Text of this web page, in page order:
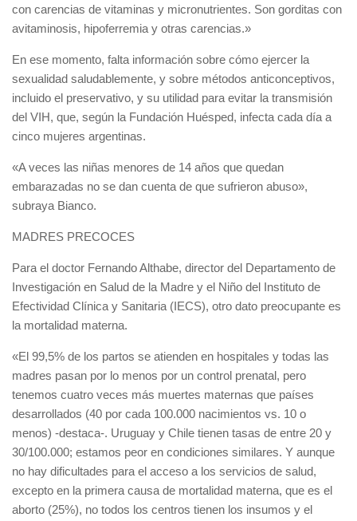
con carencias de vitaminas y micronutrientes. Son gorditas con
avitaminosis, hipoferremia y otras carencias.»
En ese momento, falta información sobre cómo ejercer la
sexualidad saludablemente, y sobre métodos anticonceptivos,
incluido el preservativo, y su utilidad para evitar la transmisión
del VIH, que, según la Fundación Huésped, infecta cada día a
cinco mujeres argentinas.
«A veces las niñas menores de 14 años que quedan
embarazadas no se dan cuenta de que sufrieron abuso»,
subraya Bianco.
MADRES PRECOCES
Para el doctor Fernando Althabe, director del Departamento de
Investigación en Salud de la Madre y el Niño del Instituto de
Efectividad Clínica y Sanitaria (IECS), otro dato preocupante es
la mortalidad materna.
«El 99,5% de los partos se atienden en hospitales y todas las
madres pasan por lo menos por un control prenatal, pero
tenemos cuatro veces más muertes maternas que países
desarrollados (40 por cada 100.000 nacimientos vs. 10 o
menos) -destaca-. Uruguay y Chile tienen tasas de entre 20 y
30/100.000; estamos peor en condiciones similares. Y aunque
no hay dificultades para el acceso a los servicios de salud,
excepto en la primera causa de mortalidad materna, que es el
aborto (25%), no todos los centros tienen los insumos y el